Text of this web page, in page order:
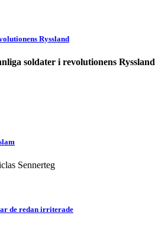
Ryssland
soldater i revolutionens Ryssland
Sennerteg
de redan irriterade